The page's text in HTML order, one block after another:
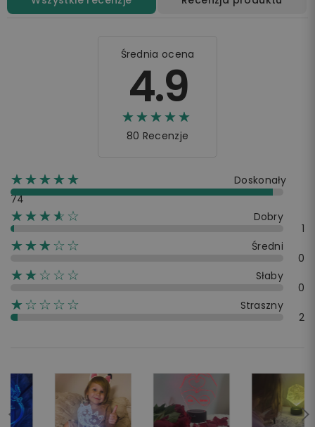
Średnia ocena
4.9
☆☆☆☆☆
★★★★★
80 Recenzje
☆☆☆☆☆
★★★★★
Doskonały
74
☆☆☆☆☆
★★★★
Dobry
1
☆☆☆☆☆
★★★
Średni
0
☆☆☆☆☆
★★
Słaby
0
☆☆☆☆☆
★
Straszny
2